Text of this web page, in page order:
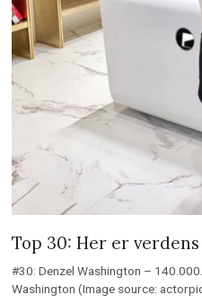
Top 30: Her er
#30: Denzel Washington –
Washington (Image source: